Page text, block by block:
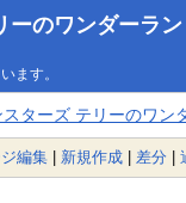
ーのワンダーラン
ます。
スターズ テリーのワン
編集 | 新規作成 | 差分 |